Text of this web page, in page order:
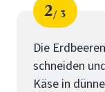
Schritt
2
von
3
Die
schneiden
Käse in